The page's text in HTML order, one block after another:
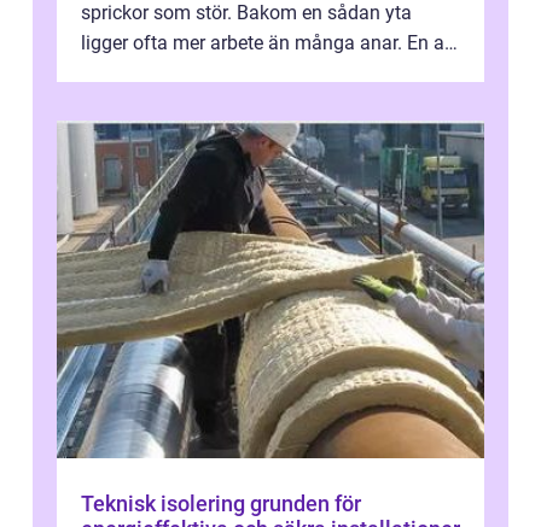
sprickor som stör. Bakom en sådan yta
ligger ofta mer arbete än många anar. En av
Teknisk isolering grunden för